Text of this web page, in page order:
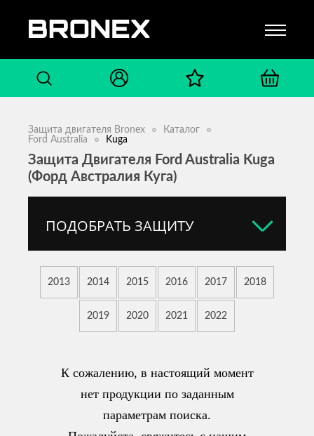
Защита двигателя Bronex
Каталог
Ford Australia
Kuga
Защита Двигателя Ford Australia Kuga
(Форд Австралия Куга)
ПОДОБРАТЬ ЗАЩИТУ
2013 2014 2015 2016 2017 2018
2019 2020 2021 2022
К сожалению, в настоящий момент
нет продукции по заданным
параметрам поиска.